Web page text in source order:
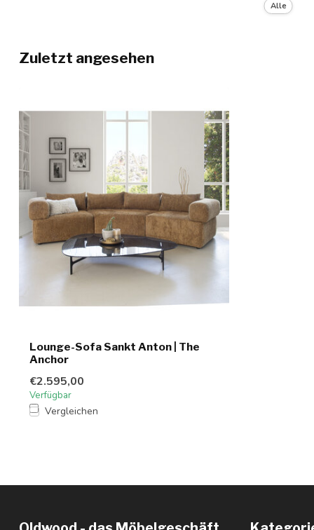
Alle
Zuletzt angesehen
Lounge-Sofa Sankt Anton | The
Anchor
€2.595,00
Verfügbar
Vergleichen